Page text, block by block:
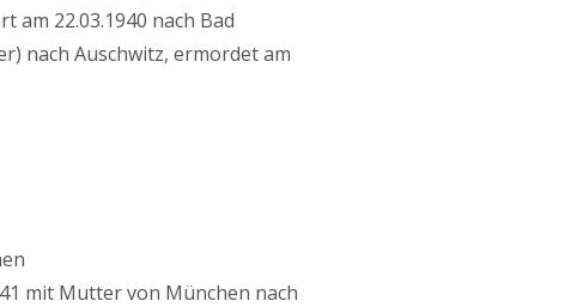
am 22.03.1940 nach Bad
nach Auschwitz, ermordet am
mit Mutter von München nach